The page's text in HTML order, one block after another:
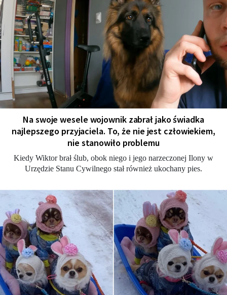
Na swoje wesele wojownik zabrał jako świadka
najlepszego przyjaciela. To, że nie jest człowiekiem,
nie stanowiło problemu
Kiedy Wiktor brał ślub, obok niego i jego narzeczonej Ilony w
Urzędzie Stanu Cywilnego stał również ukochany pies.